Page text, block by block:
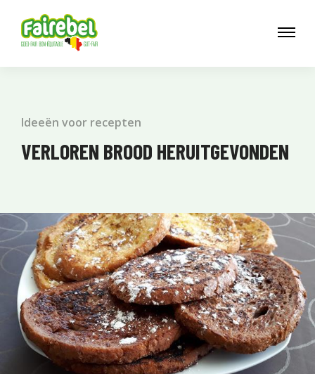
Ideeën voor recepten
VERLOREN BROOD HERUITGEVONDEN